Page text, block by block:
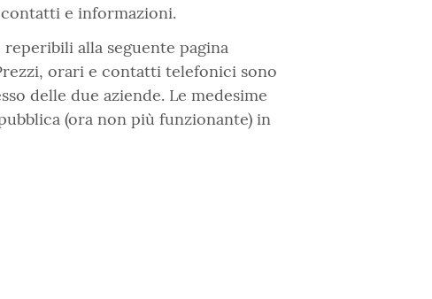
e informazioni.
alla seguente pagina
orari e contatti telefonici sono
delle due aziende. Le medesime
(ora non più funzionante) in